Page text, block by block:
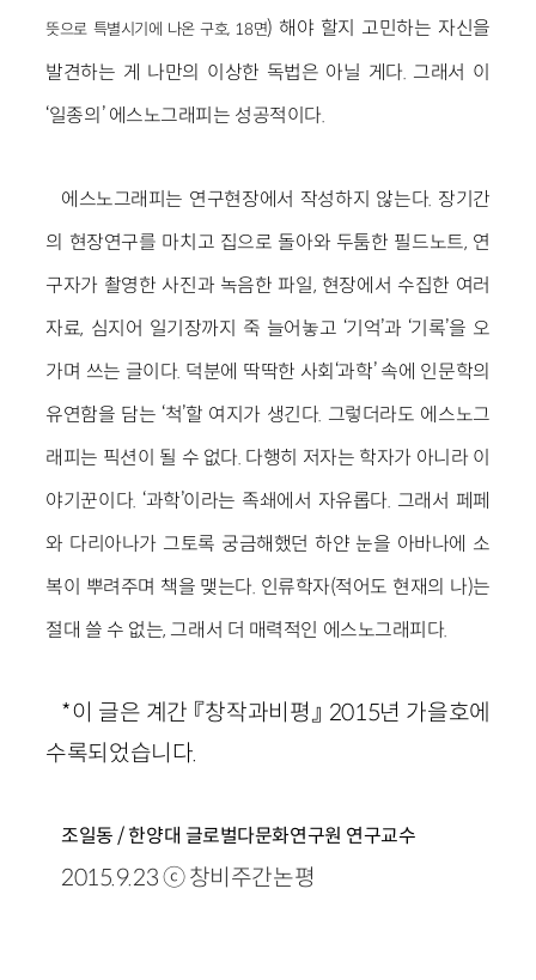
뜻으로 특별시기에 나온 구호, 18면) 해야 할지 고민하는 자신을
발견하는 게 나만의 이상한 독법은 아닐 게다. 그래서 이
‘일종의’ 에스노그래피는 성공적이다.
에스노그래피는 연구현장에서 작성하지 않는다. 장기간
의 현장연구를 마치고 집으로 돌아와 두툼한 필드노트, 연
구자가 촬영한 사진과 녹음한 파일, 현장에서 수집한 여러
자료, 심지어 일기장까지 죽 늘어놓고 ‘기억’과 ‘기록’을 오
가며 쓰는 글이다. 덕분에 딱딱한 사회‘과학’ 속에 인문학의
유연함을 담는 ‘척’할 여지가 생긴다. 그렇더라도 에스노그
래피는 픽션이 될 수 없다. 다행히 저자는 학자가 아니라 이
야기꾼이다. ‘과학’이라는 족쇄에서 자유롭다. 그래서 페페
와 다리아나가 그토록 궁금해했던 하얀 눈을 아바나에 소
복이 뿌려주며 책을 맺는다. 인류학자(적어도 현재의 나)는
절대 쓸 수 없는, 그래서 더 매력적인 에스노그래피다.
*이 글은 계간 『창작과비평』 2015년 가을호에
수록되었습니다.
조일동 / 한양대 글로벌다문화연구원 연구교수
2015.9.23 ⓒ 창비주간논평